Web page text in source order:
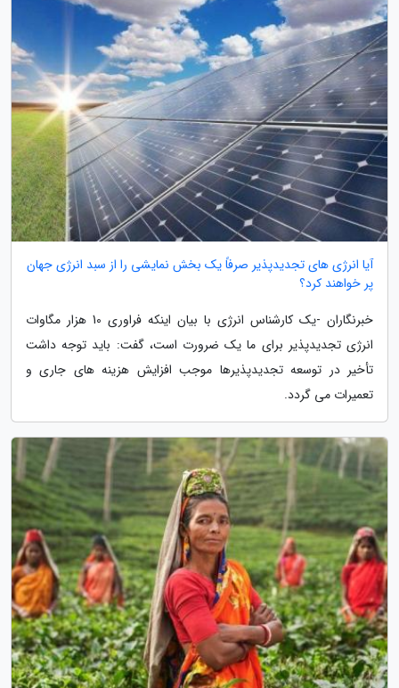
آیا انرژی های تجدیدپذیر صرفاً یک بخش نمایشی را از سبد انرژی جهان
پر خواهند کرد؟
خبرنگاران -یک کارشناس انرژی با بیان اینکه فراوری 10 هزار مگاوات
انرژی تجدیدپذیر برای ما یک ضرورت است، گفت: باید توجه داشت
تأخیر در توسعه تجدیدپذیرها موجب افزایش هزینه های جاری و
تعمیرات می گردد.